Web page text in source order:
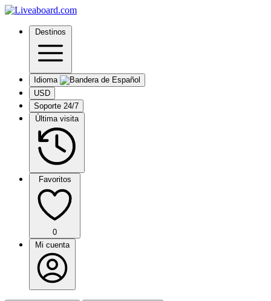
Destinos
Idioma
USD
Soporte 24/7
Última visita
Favoritos
0
Mi cuenta